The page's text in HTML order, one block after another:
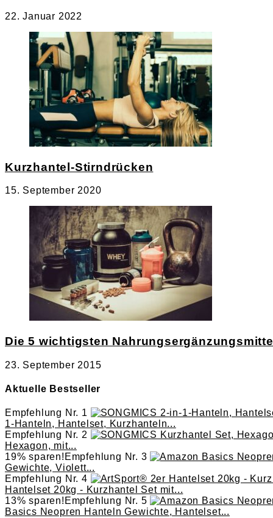
22. Januar 2022
Kurzhantel-Stirndrücken
15. September 2020
Die 5 wichtigsten
23. September 2015
Aktuelle Bestseller
Empfehlung Nr. 1
1-Hanteln, Hantelset, Kurzhanteln...
Empfehlung Nr. 2
Hexagon, mit...
19% sparen! Empfehlung Nr. 3
Gewichte, Violett...
Empfehlung Nr. 4
Hantelset 20kg - Kurzhantel Set mit...
13% sparen! Empfehlung Nr. 5
Basics Neopren Hanteln Gewichte, Hantelset...